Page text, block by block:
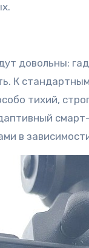
довольны:
К
тихий,
в